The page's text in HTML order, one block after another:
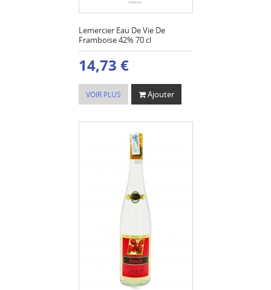
Lemercier Eau De Vie De
Framboise 42% 70 cl
14,73 €
VOIR PLUS Ajouter